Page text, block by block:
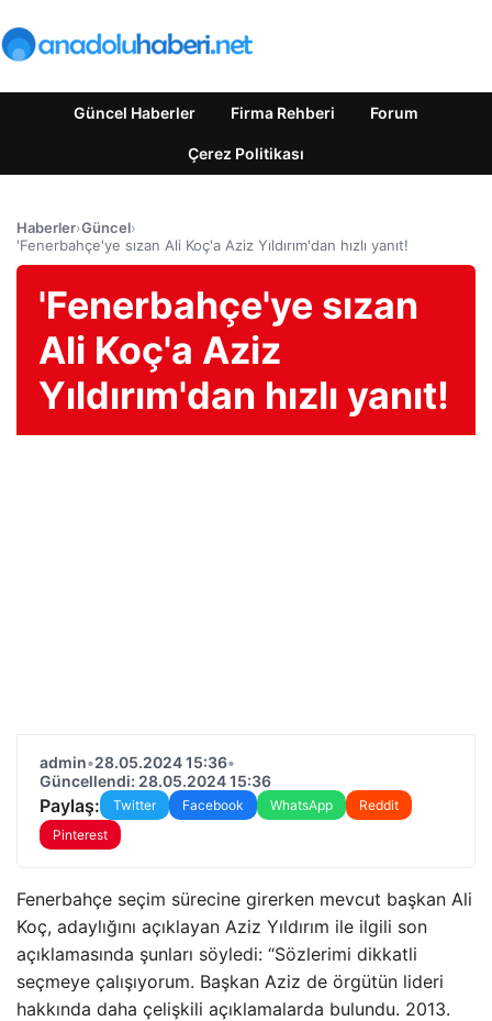
Güncel Haberler Firma Rehberi Forum
Çerez Politikası
Haberler›Güncel›
'Fenerbahçe'ye sızan Ali Koç'a Aziz Yıldırım'dan hızlı yanıt!
'Fenerbahçe'ye sızan
Ali Koç'a Aziz
Yıldırım'dan hızlı yanıt!
admin•28.05.2024 15:36•
Güncellendi: 28.05.2024 15:36
Paylaş: Twitter Facebook WhatsApp
Reddit
Pinterest
Fenerbahçe seçim sürecine girerken mevcut başkan Ali
Koç, adaylığını açıklayan Aziz Yıldırım ile ilgili son
açıklamasında şunları söyledi: “Sözlerimi dikkatli
seçmeye çalışıyorum. Başkan Aziz de örgütün lideri
hakkında daha çelişkili açıklamalarda bulundu. 2013.